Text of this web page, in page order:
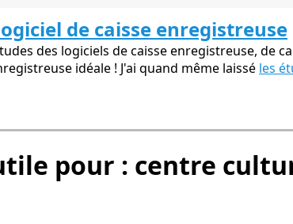
de caisse enregistreuse
des logiciels de caisse enregistreuse, de
idéale ! J'ai quand même laissé les
pour : centre